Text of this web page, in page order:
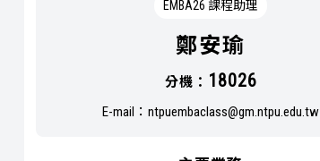
EMBA26 課程助理
鄭安瑜
分機： 18026
E-mail：ntpuembaclass@gm.ntpu.edu.tw